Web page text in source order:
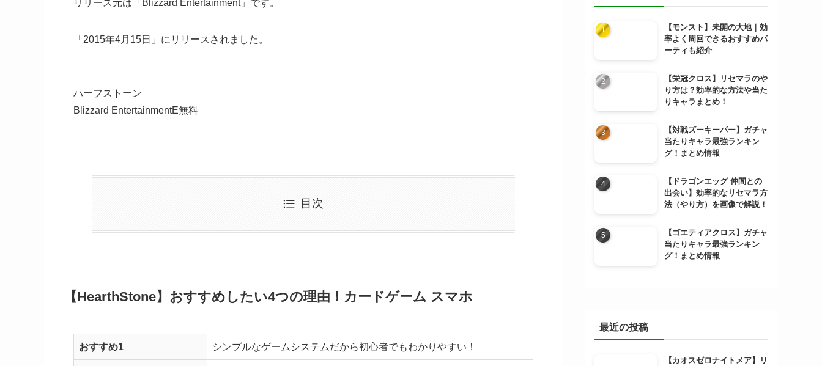
リリース元は「 Blizzard Entertainment」です。
「2015年4月15日」にリリースされました。
ハーフストーン
Blizzard EntertainmentE無料
目次
【HearthStone】おすすめしたい4つの理由！カードゲーム スマホ
おすすめ1 シンプルなゲームシステムだから初心者でもわかりやすい！
【モンスト】未開の大地｜効
率よく周回できるおすすめパ
ーティも紹介
【栄冠クロス】リセマラのや
り方は？効率的な方法や当た
りキャラまとめ！
【対戦ズーキーパー】ガチャ
当たりキャラ最強ランキン
グ！まとめ情報
【ドラゴンエッグ 仲間との
出会い】効率的なリセマラ方
法（やり方）を画像で解説！
【ゴエティアクロス】ガチャ
当たりキャラ最強ランキン
グ！まとめ情報
最近の投稿
【カオスゼロナイトメア】リ